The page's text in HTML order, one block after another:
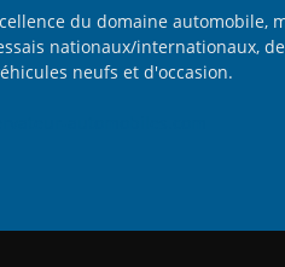
du domaine automobile,
nationaux/internationaux,
neufs et d'occasion.